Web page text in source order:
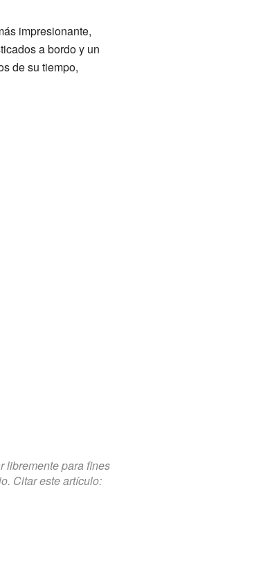
impresionante,
a bordo y un
de su tiempo,
libremente para fines
Citar este artículo: